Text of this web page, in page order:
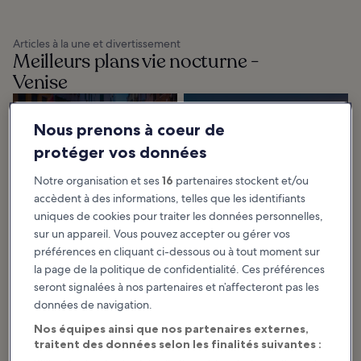
Articles à la une et divertissement
Meilleurs plans vie nocturne -
Venise
10 choses à faire le
soir à Venise
Avec ce guide des meilleures
choses à faire le soir à Venise, vous
comprendrez pourquoi il s’agit
pour...
Les 10 meilleurs
rooftops de Venise
Venise est connue pour ses
canaux pittoresques et son
après la tombée...
Destination Venise : explorer par
catégorie
Nous prenons à coeur de
protéger vos données
Notre organisation et ses16 partenaires stockent et/ou
accèdent à des informations, telles que les identifiants
uniques de cookies pour traiter les données personnelles,
sur un appareil. Vous pouvez accepter ou gérer vos
préférences en cliquant ci-dessous ou à tout moment sur
la page de la politique de confidentialité. Ces préférences
seront signalées à nos partenaires et n’affecteront pas les
données de navigation.
Nos équipes ainsi que nos partenaires externes,
traitent des données selon les finalités suivantes :